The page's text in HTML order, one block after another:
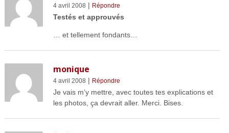
4 avril 2008 | Répondre
Testés et approuvés
… et tellement fondants…
monique
4 avril 2008 | Répondre
Je vais m’y mettre, avec toutes tes explications et
les photos, ça devrait aller. Merci. Bises.